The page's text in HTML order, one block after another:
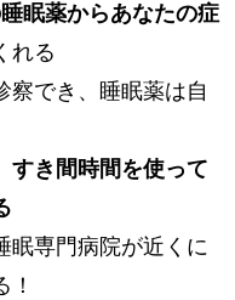
眠薬からあなたの症
れる
察でき、睡眠薬は自
すき間時間を使って
眠専門病院が近くに